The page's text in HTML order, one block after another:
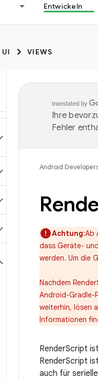
Entwickeln
UI VIEWS
Ihre
Fehler
Android
Achtung:Ab
dass Geräte-
werden. Um die
Nachdem
Android-Gradle-
weiterhin, lösen
Informationen
RenderScript
RenderScript
auch für